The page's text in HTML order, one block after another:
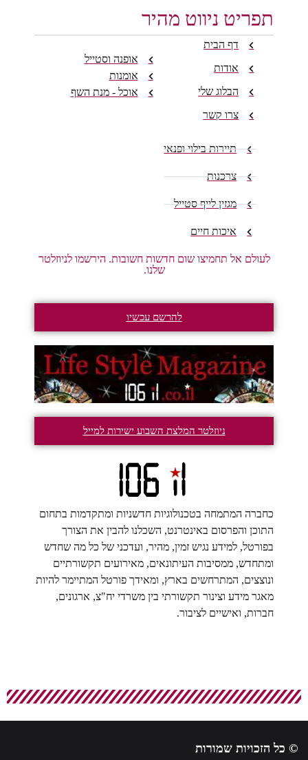
תפריט ניווט מהיר
דף הבית
אודות
הבלוג שלי
צרו קשר
אופנה וסטייל
אומנות
אוכל - מנת השף
תיירות בילוי ופנאי
צרכנות
מגזין לייף סטייל
איכות חיים
לעולם אל תחמיצו שום חדשות חשובות. הירשמו לניוזלטר
שלנו.
להרשם עכשיו
ניוזלטר המלצת השבוע ישירות למייל
כחברה המתמחה בטכנולוגיות חדשניות ומתקדמות בתחום
התוכן והפרסום באינטרנט, השכלנו להבין את הצורך
בפורטל, למידע נגיש זמין, מהיר, ועדכני של כל מה שחדש
ומתחדש, ממסיבות העיתונאים, מאירועים תקשורתיים
ונוצצים, המתרחשים בארץ, ומאידך פורטל המתיימר להיות
מאגר מידע וצינור תקשורתי בין משרדי יח"צ, ארגונים,
חברות, ואישיים לציבור.
© כל הזכויות שמורות